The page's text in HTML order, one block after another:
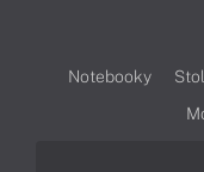
Notebooky